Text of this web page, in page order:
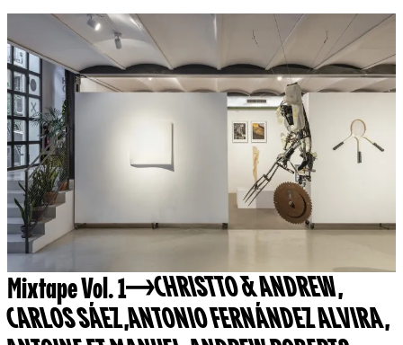
Mixtape Vol. 1 CHRISTTO & ANDREW,
CARLOS SÁEZ,ANTONIO FERNÁNDEZ ALVIRA,